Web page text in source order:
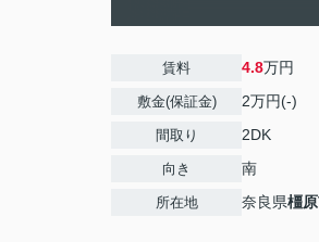
賃料 4.8万円
敷金(保証金) 2万円(-)
間取り 2DK
向き 南
所在地 奈良県橿